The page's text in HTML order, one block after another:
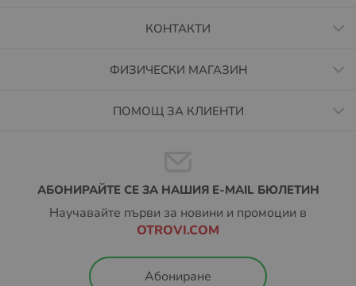
КОНТАКТИ
ФИЗИЧЕСКИ МАГАЗИН
ПОМОЩ ЗА КЛИЕНТИ
АБОНИРАЙТЕ СЕ ЗА НАШИЯ E-MAIL БЮЛЕТИН
Научавайте първи за новини и промоции в
OTROVI.COM
Абониране